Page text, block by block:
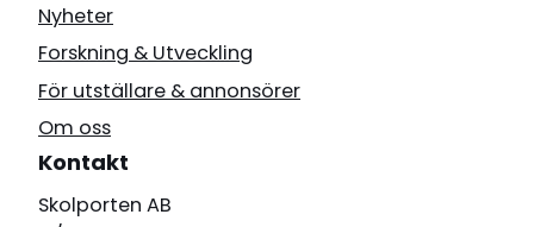
Nyheter
Forskning & Utveckling
För utställare & annonsörer
Om oss
Kontakt
Skolporten AB